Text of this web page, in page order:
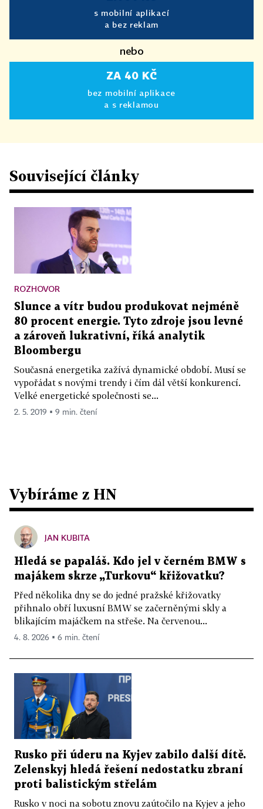
s mobilní aplikací
a bez reklam
nebo
ZA 40 KČ
bez mobilní aplikace
a s reklamou
Související články
ROZHOVOR
Slunce a vítr budou produkovat nejméně
80 procent energie. Tyto zdroje jsou levné
a zároveň lukrativní, říká analytik
Bloombergu
Současná energetika zažívá dynamické období. Musí se
vypořádat s novými trendy i čím dál větší konkurencí.
Velké energetické společnosti se...
2. 5. 2019 ▪ 9 min. čtení
Vybíráme z HN
JAN KUBITA
Hledá se papaláš. Kdo jel v černém BMW s
majákem skrze „Turkovu“ křižovatku?
Před několika dny se do jedné pražské křižovatky
přihnalo obří luxusní BMW se začerněnými skly a
blikajícím majáčkem na střeše. Na červenou...
4. 8. 2026 ▪ 6 min. čtení
Rusko při úderu na Kyjev zabilo další dítě.
Zelenskyj hledá řešení nedostatku zbraní
proti balistickým střelám
Rusko v noci na sobotu znovu zaútočilo na Kyjev a jeho